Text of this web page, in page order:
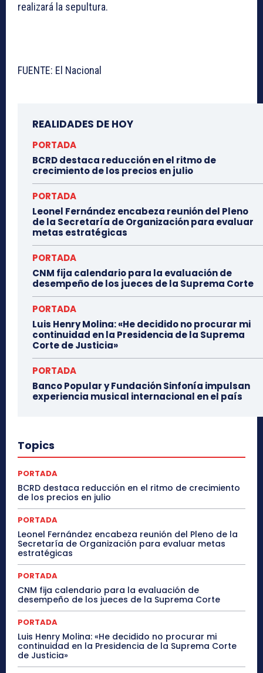
realizará la sepultura.
FUENTE: El Nacional
REALIDADES DE HOY
PORTADA
BCRD destaca reducción en el ritmo de
crecimiento de los precios en julio
PORTADA
Leonel Fernández encabeza reunión del Pleno
de la Secretaría de Organización para evaluar
metas estratégicas
PORTADA
CNM fija calendario para la evaluación de
desempeño de los jueces de la Suprema Corte
PORTADA
Luis Henry Molina: «He decidido no procurar mi
continuidad en la Presidencia de la Suprema
Corte de Justicia»
PORTADA
Banco Popular y Fundación Sinfonía impulsan
experiencia musical internacional en el país
Topics
PORTADA
BCRD destaca reducción en el ritmo de crecimiento
de los precios en julio
PORTADA
Leonel Fernández encabeza reunión del Pleno de la
Secretaría de Organización para evaluar metas
estratégicas
PORTADA
CNM fija calendario para la evaluación de
desempeño de los jueces de la Suprema Corte
PORTADA
Luis Henry Molina: «He decidido no procurar mi
continuidad en la Presidencia de la Suprema Corte
de Justicia»